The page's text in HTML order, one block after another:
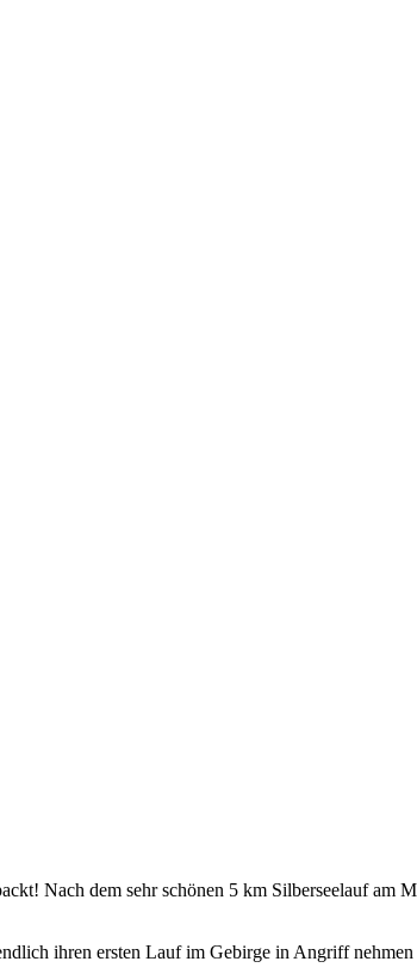
Nach dem sehr schönen 5 km Silberseelauf am
ihren ersten Lauf im Gebirge in Angriff nehmen